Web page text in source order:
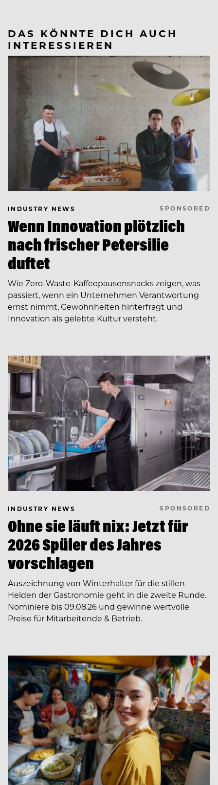
DAS KÖNNTE DICH AUCH
INTERESSIEREN
INDUSTRY NEWS SPONSORED
Wenn Innovation plötzlich
nach frischer Petersilie
duftet
Wie Zero-Waste-Kaffeepausensnacks zeigen, was
passiert, wenn ein Unternehmen Verantwortung
ernst nimmt, Gewohnheiten hinterfragt und
Innovation als gelebte Kultur versteht.
INDUSTRY NEWS SPONSORED
Ohne sie läuft nix: Jetzt für
2026 Spüler des Jahres
vorschlagen
Auszeichnung von Winterhalter für die stillen
Helden der Gastronomie geht in die zweite Runde.
Nominiere bis 09.08.26 und gewinne wertvolle
Preise für Mitarbeitende & Betrieb.